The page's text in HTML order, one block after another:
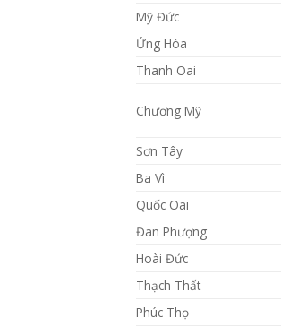
Mỹ Đức
Ứng Hòa
Thanh Oai
Chương Mỹ
Sơn Tây
Ba Vì
Quốc Oai
Đan Phượng
Hoài Đức
Thạch Thất
Phúc Thọ